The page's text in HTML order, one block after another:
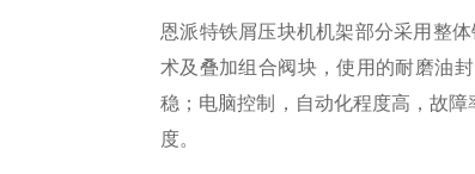
恩派特铁屑压块机机架部分采用整
术及叠加组合阀块，使用的耐磨油
稳；电脑控制，自动化程度高，故
度。